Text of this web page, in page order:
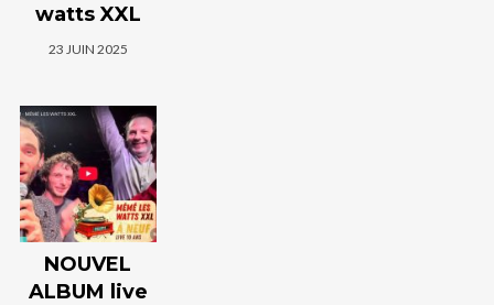
watts XXL
23 JUIN 2025
NOUVEL
ALBUM live